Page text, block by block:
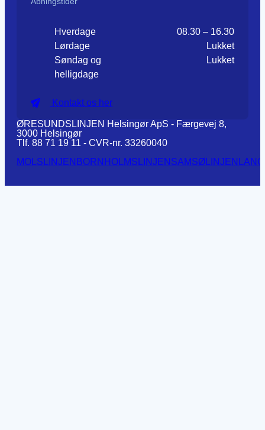
Hverdage
08.30 – 16.30
Lørdage
Lukket
Søndag og
helligdage
Lukket
Kontakt os her
ØRESUNDSLINJEN Helsingør ApS - Færgevej 8,
3000 Helsingør
Tlf. 88 71 19 11 - CVR-nr. 33260040
MOLSLINJEN BORNHOLMSLINJEN SAMSØLINJEN